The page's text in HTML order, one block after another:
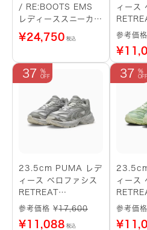
/ RE:BOOTS EMS
レディーススニーカー
（黒）
¥24,750 税込
ィース
参考価
¥
37
23.5cm PUMA レデ
ィース ベロファシス
RETREAT
YOURSELF スニーカ
参考価格 ¥17,600
¥11,088 税込
37
ィース
参考価
¥